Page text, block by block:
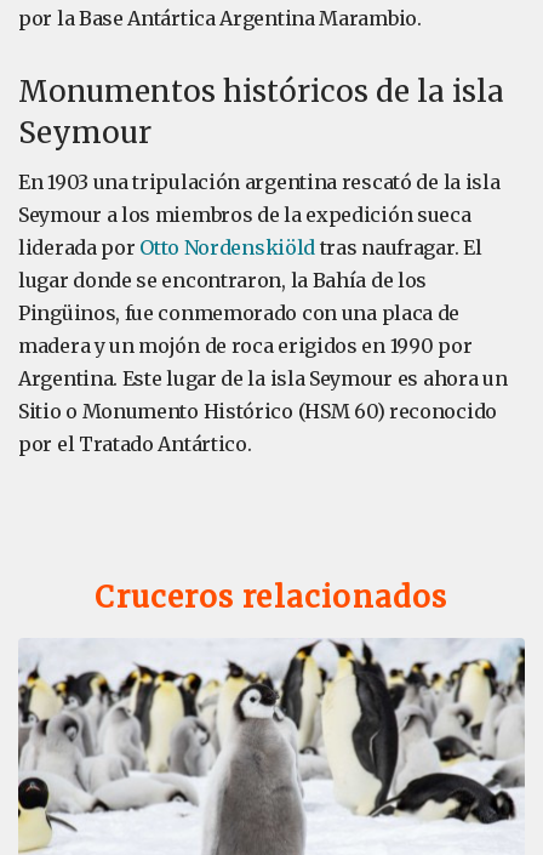
por la Base Antártica Argentina Marambio.
Monumentos históricos de la isla
Seymour
En 1903 una tripulación argentina rescató de la isla
Seymour a los miembros de la expedición sueca
liderada por Otto Nordenskiöld tras naufragar. El
lugar donde se encontraron, la Bahía de los
Pingüinos, fue conmemorado con una placa de
madera y un mojón de roca erigidos en 1990 por
Argentina. Este lugar de la isla Seymour es ahora un
Sitio o Monumento Histórico (HSM 60) reconocido
por el Tratado Antártico.
Cruceros relacionados